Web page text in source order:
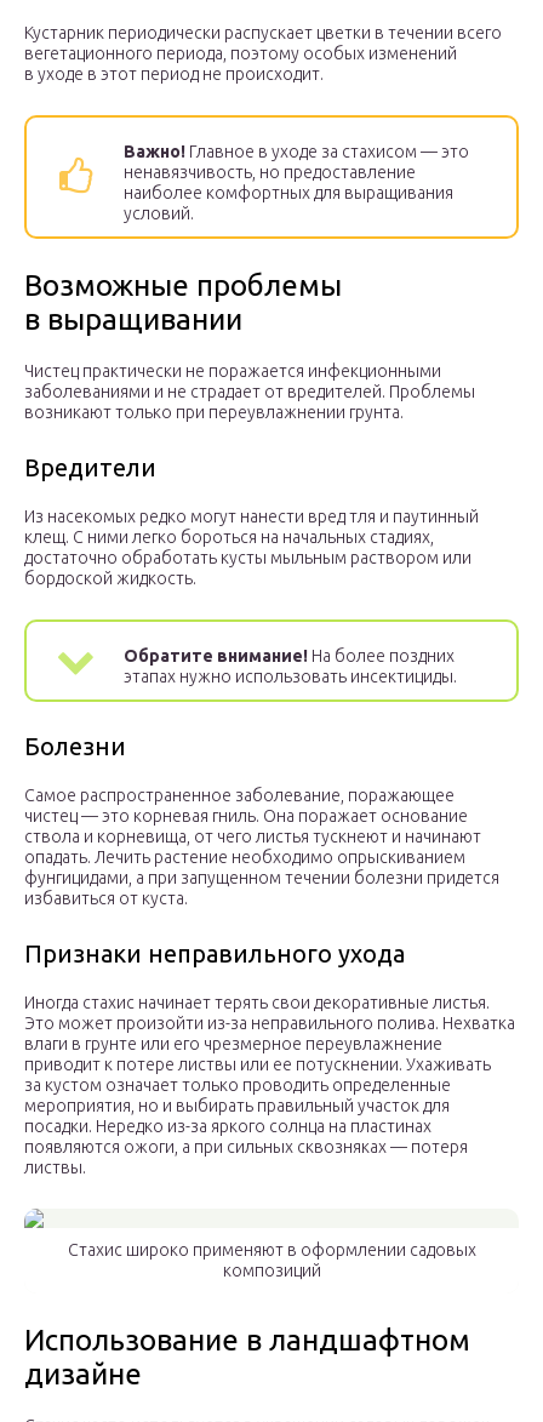
Кустарник периодически распускает цветки в течении всего
вегетационного периода, поэтому особых изменений
в уходе в этот период не происходит.
Важно! Главное в уходе за стахисом — это
ненавязчивость, но предоставление
наиболее комфортных для выращивания
условий.
Возможные проблемы
в выращивании
Чистец практически не поражается инфекционными
заболеваниями и не страдает от вредителей. Проблемы
возникают только при переувлажнении грунта.
Вредители
Из насекомых редко могут нанести вред тля и паутинный
клещ. С ними легко бороться на начальных стадиях,
достаточно обработать кусты мыльным раствором или
бордоской жидкость.
Обратите внимание! На более поздних
этапах нужно использовать инсектициды.
Болезни
Самое распространенное заболевание, поражающее
чистец — это корневая гниль. Она поражает основание
ствола и корневища, от чего листья тускнеют и начинают
опадать. Лечить растение необходимо опрыскиванием
фунгицидами, а при запущенном течении болезни придется
избавиться от куста.
Признаки неправильного ухода
Иногда стахис начинает терять свои декоративные листья.
Это может произойти из-за неправильного полива. Нехватка
влаги в грунте или его чрезмерное переувлажнение
приводит к потере листвы или ее потускнении. Ухаживать
за кустом означает только проводить определенные
мероприятия, но и выбирать правильный участок для
посадки. Нередко из-за яркого солнца на пластинах
появляются ожоги, а при сильных сквозняках — потеря
листвы.
Стахис широко применяют в оформлении садовых
композиций
Использование в ландшафтном
дизайне